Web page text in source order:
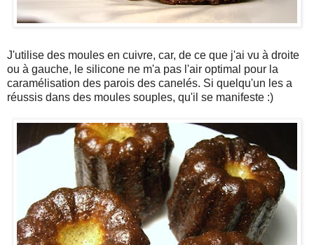
J'utilise des moules en cuivre, car, de ce que j'ai vu à droite
ou à gauche, le silicone ne m'a pas l'air optimal pour la
caramélisation des parois des canelés. Si quelqu'un les a
réussis dans des moules souples, qu'il se manifeste :)